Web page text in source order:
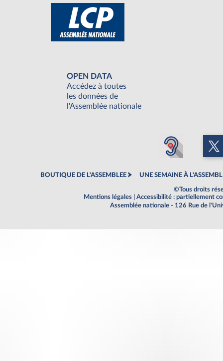
OPEN DATA
Accédez à toutes
les données de
l'Assemblée nationale
BOUTIQUE DE L'ASSEMBLEE UNE SEMAINE À
©Tous droits
Mentions légales
Accessibilité : partiellement
Assemblée nationale - 126 Rue de